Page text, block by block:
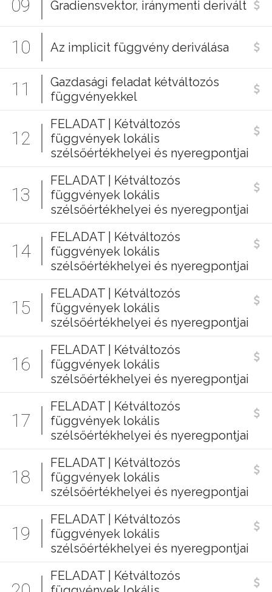
09 Gradiensvektor, iránymenti derivált
10 Az implicit függvény deriválása
11
Gazdasági feladat kétváltozós
függvényekkel
12
FELADAT | Kétváltozós
függvények lokális
szélsőértékhelyei és nyeregpontjai
13
FELADAT | Kétváltozós
függvények lokális
szélsőértékhelyei és nyeregpontjai
14
FELADAT | Kétváltozós
függvények lokális
szélsőértékhelyei és nyeregpontjai
15
FELADAT | Kétváltozós
függvények lokális
szélsőértékhelyei és nyeregpontjai
16
FELADAT | Kétváltozós
függvények lokális
szélsőértékhelyei és nyeregpontjai
17
FELADAT | Kétváltozós
függvények lokális
szélsőértékhelyei és nyeregpontjai
18
FELADAT | Kétváltozós
függvények lokális
szélsőértékhelyei és nyeregpontjai
19
FELADAT | Kétváltozós
függvények lokális
szélsőértékhelyei és nyeregpontjai
FELADAT | Kétváltozós